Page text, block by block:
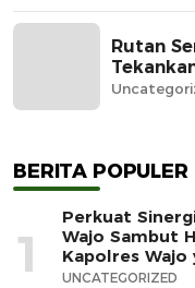
Rutan
BERITA POPULER
1
Perkuat
Wajo Sambut
Kapolres Wajo
UNCATEGORIZED